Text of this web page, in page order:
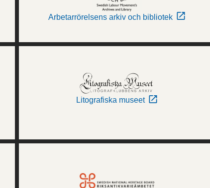
Arbetarrörelsens arkiv och bibliotek
Litografiska museet